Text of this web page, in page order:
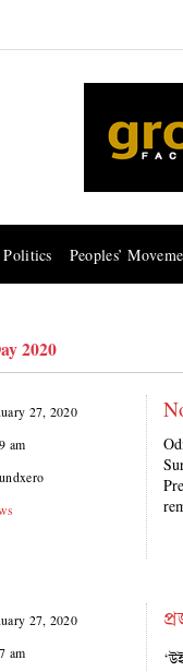
Politics Peoples’
2020
27, 2020
am
27, 2020
am